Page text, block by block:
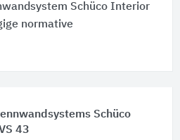
Schüco Interior
normative
Schüco
43